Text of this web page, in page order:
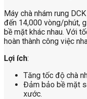
Máy chà nhám rung
đến 14,000 vòng/phút,
bề mặt khác nhau. Với
hoàn thành công việc
Lợi ích:
Tăng tốc độ chà
Đảm bảo bề mặt
xước.